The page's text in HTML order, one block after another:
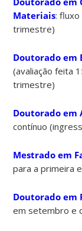
Materiais: fluxo
trimestre)
Doutorado em
(avaliação feita
trimestre)
Doutorado
contínuo
Mestrado em
para a primeira
Doutorado em
em setembro e